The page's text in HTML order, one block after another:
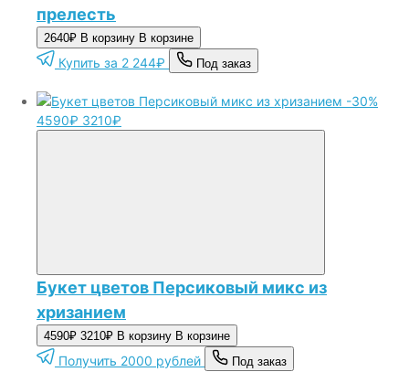
прелесть
2640₽ В корзину В корзине
Купить за 2 244₽ Под заказ
-30%
4590₽ 3210₽
Букет цветов Персиковый микс из
хризанием
4590₽ 3210₽ В корзину В корзине
Получить 2000 рублей Под заказ